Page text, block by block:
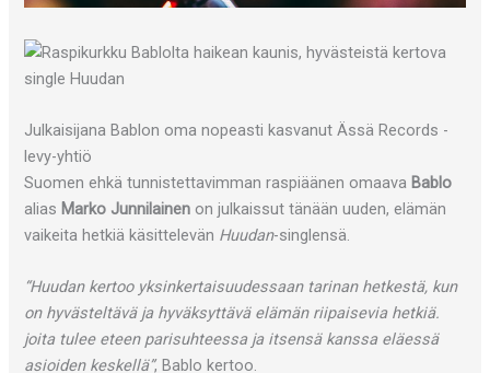
Julkaisijana Bablon oma nopeasti kasvanut Ässä Records -
levy-yhtiö
Suomen ehkä tunnistettavimman raspiäänen omaava Bablo
alias Marko Junnilainen on julkaissut tänään uuden, elämän
vaikeita hetkiä käsittelevän Huudan-singlensä.
“Huudan kertoo yksinkertaisuudessaan tarinan hetkestä, kun
on hyvästeltävä ja hyväksyttävä elämän riipaisevia hetkiä.
joita tulee eteen parisuhteessa ja itsensä kanssa eläessä
asioiden keskellä”, Bablo kertoo.